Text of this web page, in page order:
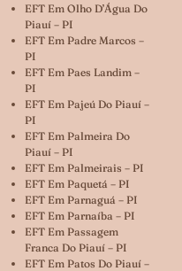
EFT Em Olho D’Água Do
Piauí – PI
EFT Em Padre Marcos –
PI
EFT Em Paes Landim –
PI
EFT Em Pajeú Do Piauí –
PI
EFT Em Palmeira Do
Piauí – PI
EFT Em Palmeirais – PI
EFT Em Paquetá – PI
EFT Em Parnaguá – PI
EFT Em Parnaíba – PI
EFT Em Passagem
Franca Do Piauí – PI
EFT Em Patos Do Piauí –